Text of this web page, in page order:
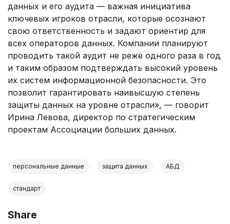
данных и его аудита — важная инициатива
ключевых игроков отрасли, которые осознают
свою ответственность и задают ориентир для
всех операторов данных. Компании планируют
проводить такой аудит не реже одного раза в год
и таким образом подтверждать высокий уровень
их систем информационной безопасности. Это
позволит гарантировать наивысшую степень
защиты данных на уровне отрасли», — говорит
Ирина Левова, директор по стратегическим
проектам Ассоциации больших данных.
персональные данные защита данных АБД
стандарт
Share